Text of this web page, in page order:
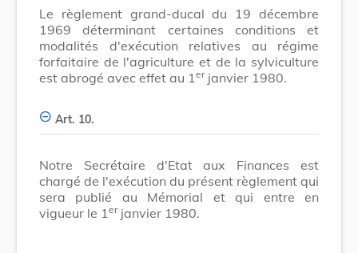
Le règlement grand-ducal du 19 décembre
1969 déterminant certaines conditions et
modalités d'exécution relatives au régime
forfaitaire de l'agriculture et de la sylviculture
est abrogé avec effet au 1 erjanvier 1980.
Art. 10.
Notre Secrétaire d'Etat aux Finances est
chargé de l'exécution du présent règlement qui
sera publié au Mémorial et qui entre en
vigueur le 1 erjanvier 1980.